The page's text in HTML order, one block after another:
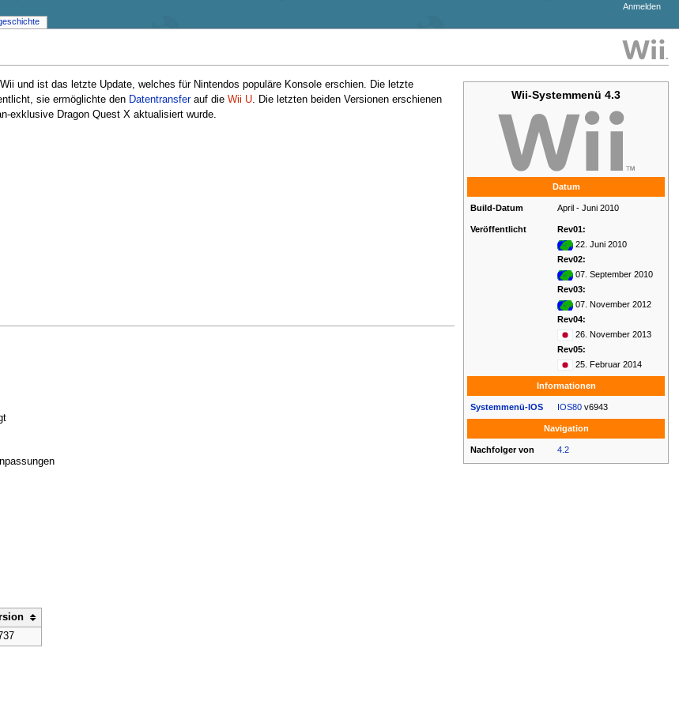
Wii-Systemmenü 4.3
Datum
Build-Datum April - Juni 2010
Veröffentlicht
Rev01:
22. Juni 2010
Rev02:
07. September 2010
Rev03:
07. November 2012
Rev04:
26. November 2013
Rev05:
25. Februar 2014
Informationen
Systemmenü-IOS IOS80 v6943
Navigation
Nachfolger von 4.2
und ist das letzte Update, welches für Nintendos populäre Konsole erschien. Die letzte
sie ermöglichte den Datentransferauf die Wii U. Die letzten beiden Versionen erschienen
exklusive Dragon Quest X aktualisiert wurde.
Anmelden